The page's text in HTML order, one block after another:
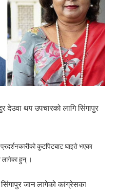
देउवा थप उपचारको लागि सिंगापुर
कुटपिटबाट घाइते भएका
लागेका हुन् ।
जान लागेको कांग्रेसका